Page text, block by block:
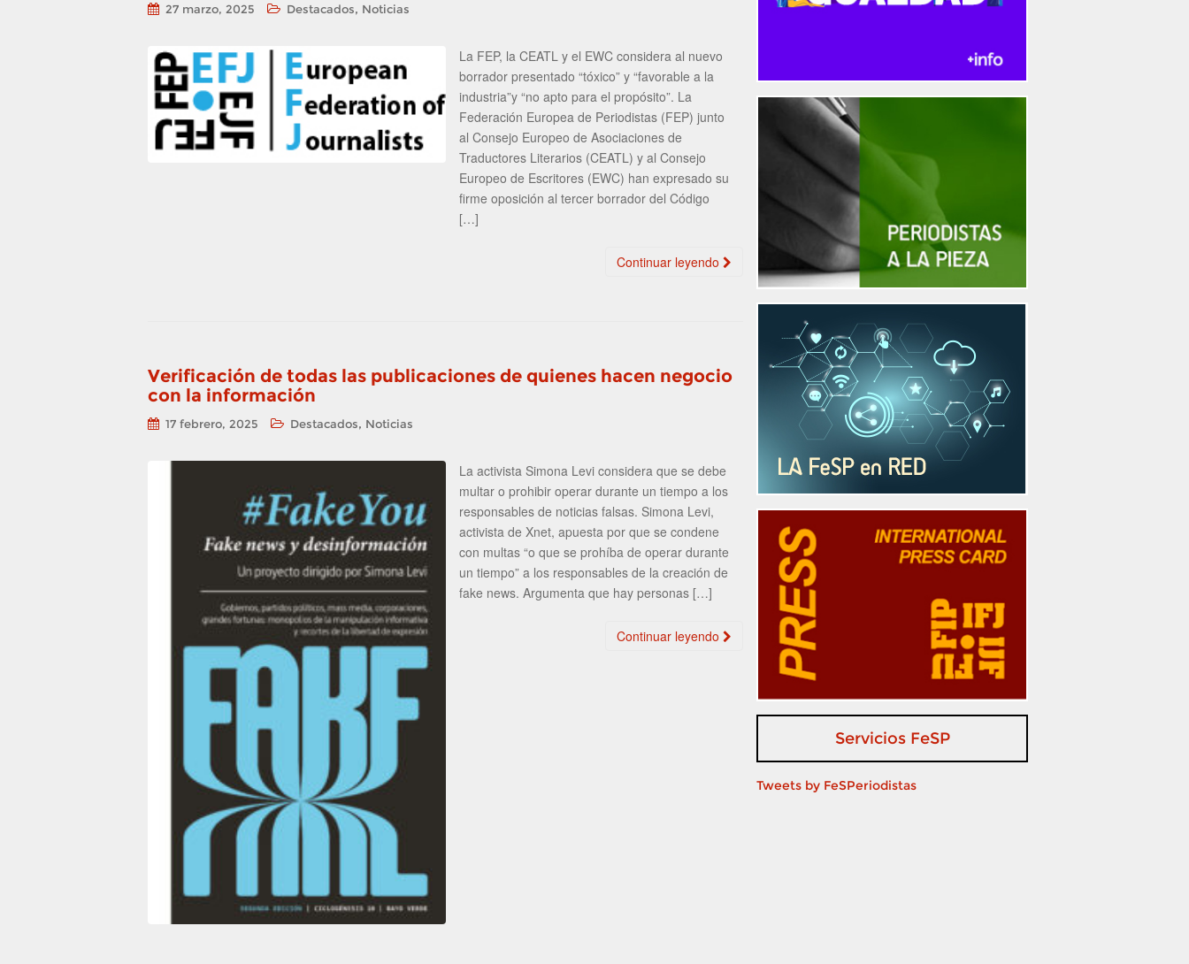
27 marzo, 2025 Destacados, Noticias
La FEP, la CEATL y el EWC considera al nuevo
borrador presentado “tóxico” y “favorable a la
industria”y “no apto para el propósito”. La
Federación Europea de Periodistas (FEP) junto
al Consejo Europeo de Asociaciones de
Traductores Literarios (CEATL) y al Consejo
Europeo de Escritores (EWC) han expresado su
firme oposición al tercer borrador del Código
[…]
Continuar leyendo
Verificación de todas las publicaciones de quienes hacen negocio
con la información
17 febrero, 2025 Destacados, Noticias
La activista Simona Levi considera que se debe
multar o prohibir operar durante un tiempo a los
responsables de noticias falsas. Simona Levi,
activista de Xnet, apuesta por que se condene
con multas “o que se prohíba de operar durante
un tiempo” a los responsables de la creación de
fake news. Argumenta que hay personas […]
Continuar leyendo
Servicios FeSP
Tweets by FeSPeriodistas